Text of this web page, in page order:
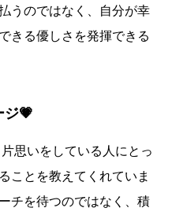
うのではなく、自分が幸
きる優しさを発揮できる
ジ💗
思いをしている人にとっ
ことを教えてくれていま
チを待つのではなく、積